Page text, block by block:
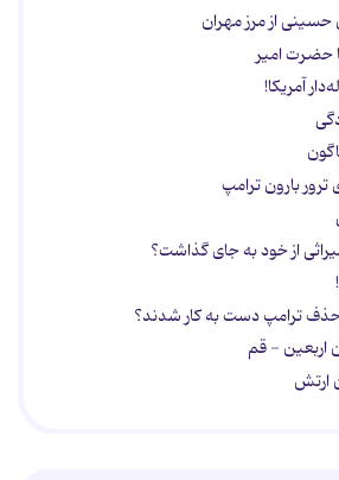
حسینی از مرز مهران
حضرت امیر
آمریکا!
ترور بارون ترامپ
حذف ترامپ دست به کار شدند؟
اربعین - قم
ارتش